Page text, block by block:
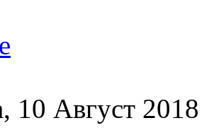
10 Август 2018